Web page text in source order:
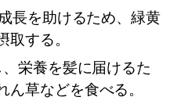
長を助けるため、緑黄
する。
栄養を髪に届けるた
草などを食べる。